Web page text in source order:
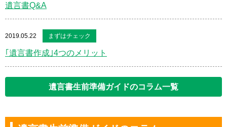
遺言書Q&A
2019.05.22 まずはチェック
｢遺言書作成｣4つのメリット
遺言書生前準備ガイドのコラム一覧